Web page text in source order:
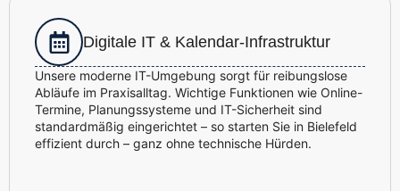
Digitale IT & Kalendar-Infrastruktur
Unsere moderne IT-Umgebung sorgt für reibungslose
Abläufe im Praxisalltag. Wichtige Funktionen wie Online-
Termine, Planungssysteme und IT-Sicherheit sind
standardmäßig eingerichtet – so starten Sie in Bielefeld
effizient durch – ganz ohne technische Hürden.